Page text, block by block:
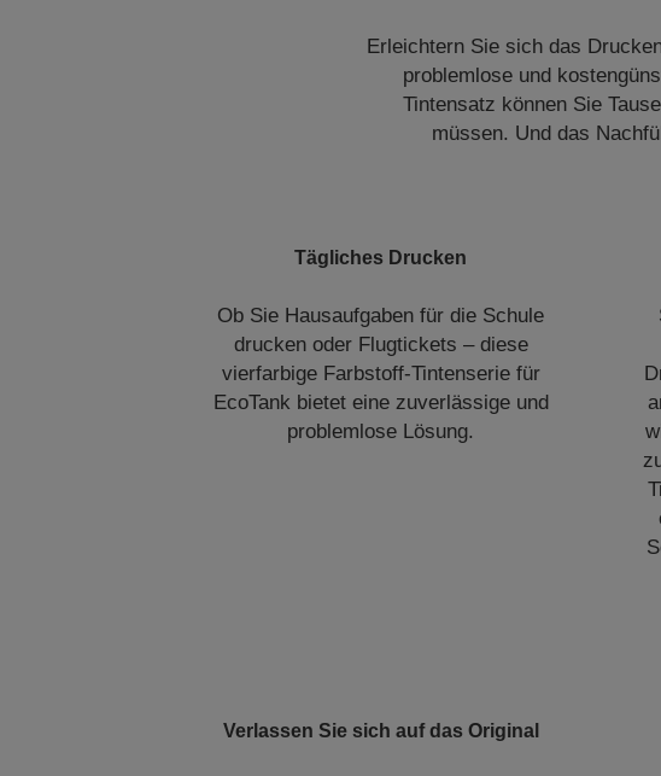
Erleichtern Sie sich das
problemlose und
Tintensatz können Sie
müssen. Und das
Tägliches Drucken
Ob Sie Hausaufgaben für die Schule
drucken oder Flugtickets – diese
vierfarbige Farbstoff-Tintenserie für
EcoTank bietet eine zuverlässige und
problemlose Lösung.
Verlassen Sie sich auf das Original